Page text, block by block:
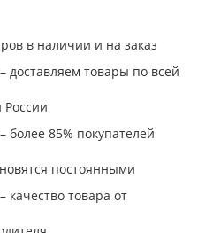
в наличии и на заказ
постоянными